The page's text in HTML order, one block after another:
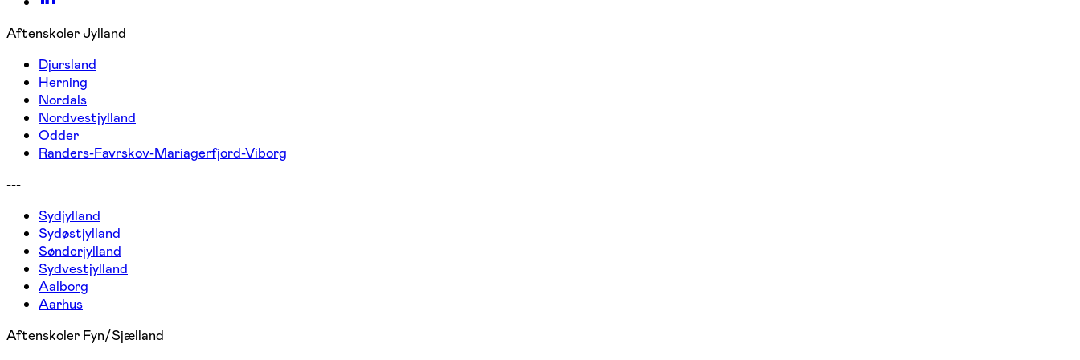
Aftenskoler Jylland
Djursland
Herning
Nordals
Nordvestjylland
Odder
Randers-Favrskov-Mariagerfjord-Viborg
---
Sydjylland
Sydøstjylland
Sønderjylland
Sydvestjylland
Aalborg
Aarhus
Aftenskoler Fyn/Sjælland